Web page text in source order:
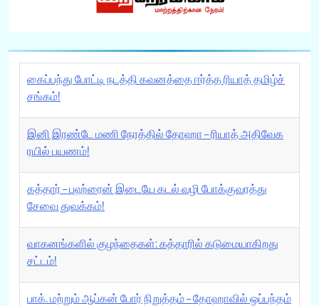
கைப்பந்து போட்டி நடத்தி கவனத்தை ஈர்த்த ரியாத் தமிழ்ச்
சங்கம்!
இனி இரண்டே மணி நேரத்தில் தோஹா – ரியாத் அதிவேக
ரயில் பயணம்!
கத்தார் – பஹ்ரைன் இடையே கடல் வழி போக்குவரத்து
சேவை துவக்கம்!
வாகனங்களில் குழந்தைகள்: கத்தாரில் கடுமையாகிறது
சட்டம்!
பாக். மற்றும் ஆப்கன் போர் நிறுத்தம் – தோஹாவில் ஒப்பந்தம்